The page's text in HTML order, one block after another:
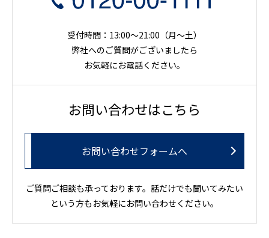
受付時間：13:00～21:00（月〜土）
弊社へのご質問がございましたら
お気軽にお電話ください。
お問い合わせはこちら
お問い合わせフォームへ
ご質問ご相談も承っております。話だけでも聞いてみたい
という方もお気軽にお問い合わせください。